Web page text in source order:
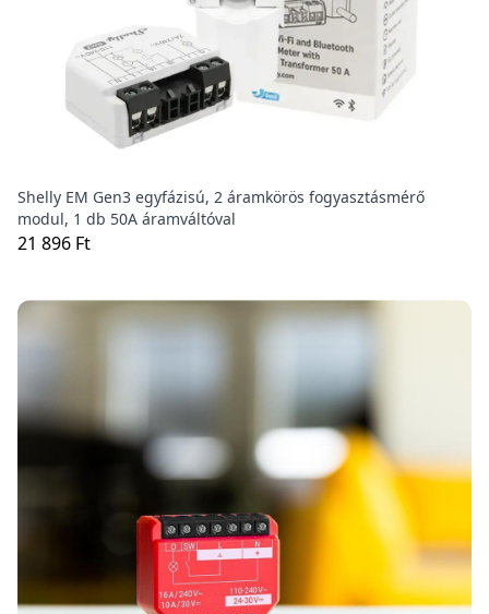
Shelly EM Gen3 egyfázisú, 2 áramkörös fogyasztásmérő
modul, 1 db 50A áramváltóval
21 896 Ft